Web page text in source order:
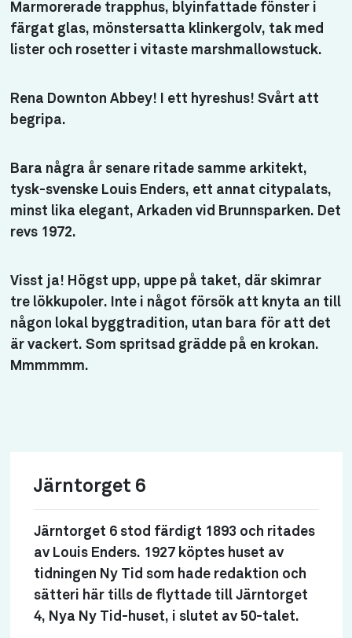
Marmorerade trapphus, blyinfattade fönster i
färgat glas, mönstersatta klinkergolv, tak med
lister och rosetter i vitaste marshmallowstuck.
Rena Downton Abbey! I ett hyreshus! Svårt att
begripa.
Bara några år senare ritade samme arkitekt,
tysk-svenske Louis Enders, ett annat citypalats,
minst lika elegant, Arkaden vid Brunnsparken. Det
revs 1972.
Visst ja! Högst upp, uppe på taket, där skimrar
tre lökkupoler. Inte i något försök att knyta an till
någon lokal byggtradition, utan bara för att det
är vackert. Som spritsad grädde på en krokan.
Mmmmmm.
Järntorget 6
Järntorget 6 stod färdigt 1893 och ritades
av Louis Enders. 1927 köptes huset av
tidningen Ny Tid som hade redaktion och
sätteri här tills de flyttade till Järntorget
4, Nya Ny Tid-huset, i slutet av 50-talet.